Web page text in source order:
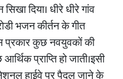
दिया। धीरे धीरे गांव
भजन कीर्तन के गीत
प्रकार कुछ नवयुवकों की
प्राप्ति हो जाती।इसी